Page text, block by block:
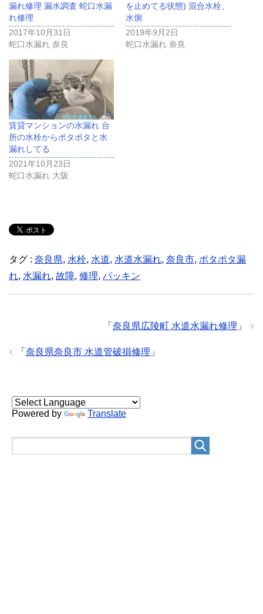
漏れ修理 漏水調査 蛇口水漏
れ修理
2017年10月31日
蛇口水漏れ 奈良
を止めてる状態) 混合水栓、
水側
2019年9月2日
蛇口水漏れ 奈良
賃貸マンションの水漏れ 台
所の水栓からポタポタと水
漏れしてる
2021年10月23日
蛇口水漏れ 大阪
タグ : 奈良県, 水栓, 水道, 水道水漏れ, 奈良市, ポタポタ漏
れ, 水漏れ, 故障, 修理, パッキン
「 奈良県広陵町 水道水漏れ修理 」
「 奈良県奈良市 水道管破損修理 」
Powered by Translate